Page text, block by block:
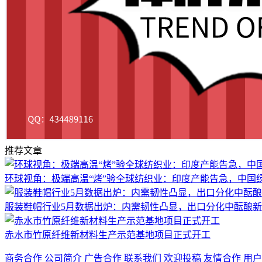
推荐文章
环球视角：极端高温“烤”验全球纺织业：印度产能告急，中国
服装鞋帽行业5月数据出炉：内需韧性凸显，出口分化中酝酿
赤水市竹原纤维新材料生产示范基地项目正式开工
商务合作 公司简介 广告合作 联系我们 欢迎投稿 友情合作 用